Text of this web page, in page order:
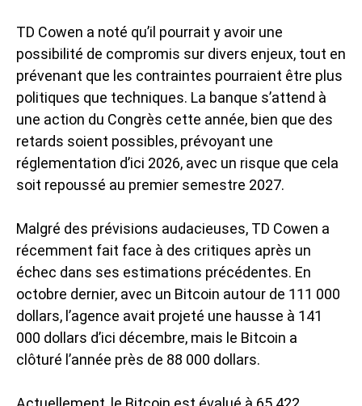
TD Cowen a noté qu’il pourrait y avoir une
possibilité de compromis sur divers enjeux, tout en
prévenant que les contraintes pourraient être plus
politiques que techniques. La banque s’attend à
une action du Congrès cette année, bien que des
retards soient possibles, prévoyant une
réglementation d’ici 2026, avec un risque que cela
soit repoussé au premier semestre 2027.
Malgré des prévisions audacieuses, TD Cowen a
récemment fait face à des critiques après un
échec dans ses estimations précédentes. En
octobre dernier, avec un Bitcoin autour de 111 000
dollars, l’agence avait projeté une hausse à 141
000 dollars d’ici décembre, mais le Bitcoin a
clôturé l’année près de 88 000 dollars.